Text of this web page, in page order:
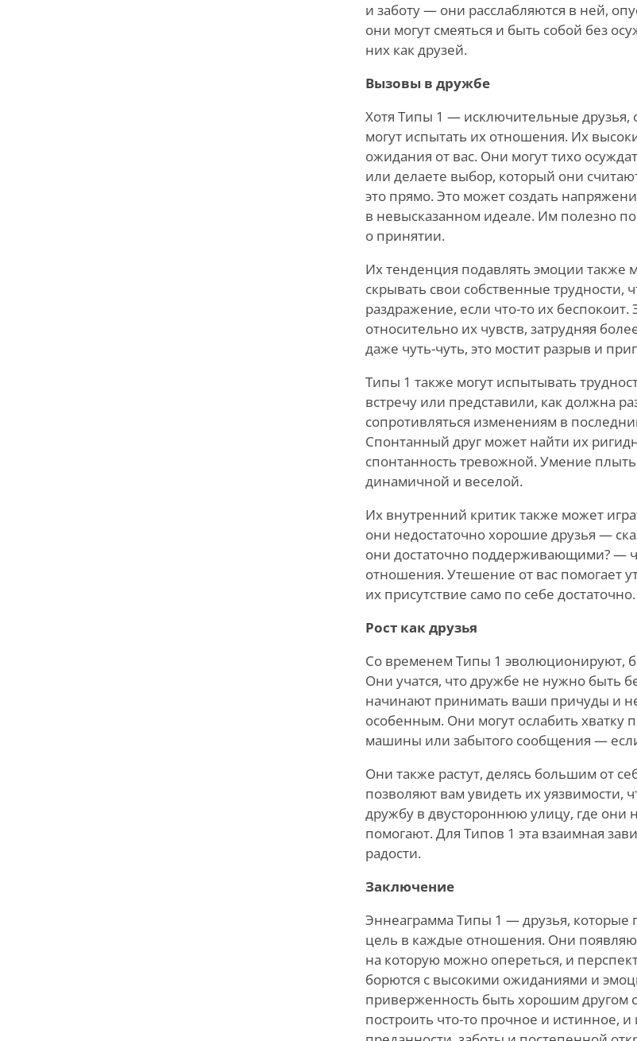
и заботу — они расслабляются в ней,
они могут смеяться и быть собой без
них как друзей.
Вызовы в дружбе
Хотя Типы 1 — исключительные друзья,
могут испытать их отношения. Их
ожидания от вас. Они могут тихо
или делаете выбор, который они
это прямо. Это может создать
в невысказанном идеале. Им полезно
о принятии.
Их тенденция подавлять эмоции также
скрывать свои собственные трудности,
раздражение, если что-то их беспокоит.
относительно их чувств, затрудняя
даже чуть-чуть, это мостит разрыв и
Типы 1 также могут испытывать
встречу или представили, как должна
сопротивляться изменениям в
Спонтанный друг может найти их
спонтанность тревожной. Умение
динамичной и веселой.
Их внутренний критик также может
они недостаточно хорошие друзья —
они достаточно поддерживающими? —
отношения. Утешение от вас помогает
их присутствие само по себе достаточно.
Рост как друзья
Со временем Типы 1 эволюционируют,
Они учатся, что дружбе не нужно быть
начинают принимать ваши причуды и
особенным. Они могут ослабить
машины или забытого сообщения —
Они также растут, делясь большим от
позволяют вам увидеть их уязвимости,
дружбу в двустороннюю улицу, где они
помогают. Для Типов 1 эта взаимная
радости.
Заключение
Эннеаграмма Типы 1 — друзья, которые
цель в каждые отношения. Они
на которую можно опереться, и
борются с высокими ожиданиями и
приверженность быть хорошим другом
построить что-то прочное и истинное,